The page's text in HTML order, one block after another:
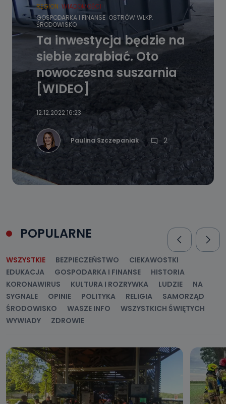
REGION WIADOMOŚCI
GOSPODARKA I FINANSE OSTRÓW WLKP.
ŚRODOWISKO
Ta inwestycja będzie na
siebie zarabiać. Oto
nowoczesna suszarnia
[WIDEO]
12.12.2022 16:23
Paulina Szczepaniak 2
POPULARNE
WSZYSTKIE BEZPIECZEŃSTWO
CIEKAWOSTKI
EDUKACJA
GOSPODARKA I FINANSE
HISTORIA
KORONAWIRUS
KULTURA I ROZRYWKA LUDZIE
NA
SYGNALE
OPINIE POLITYKA RELIGIA
SAMORZĄD
ŚRODOWISKO
WASZE INFO
WSZYSTKICH ŚWIĘTYCH
WYWIADY
ZDROWIE